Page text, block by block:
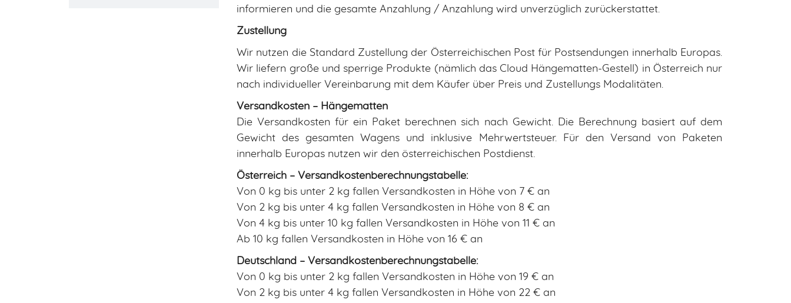
informieren und die gesamte Anzahlung / Anzahlung wird unverzüglich zurückerstattet.
Zustellung
Wir nutzen die Standard Zustellung der Österreichischen Post für Postsendungen innerhalb Europas.
Wir liefern große und sperrige Produkte (nämlich das Cloud Hängematten-Gestell) in Österreich nur
nach individueller Vereinbarung mit dem Käufer über Preis und Zustellungs Modalitäten.
Versandkosten – Hängematten
Die Versandkosten für ein Paket berechnen sich nach Gewicht. Die Berechnung basiert auf dem
Gewicht des gesamten Wagens und inklusive Mehrwertsteuer. Für den Versand von Paketen
innerhalb Europas nutzen wir den österreichischen Postdienst.
Österreich – Versandkostenberechnungstabelle:
Von 0 kg bis unter 2 kg fallen Versandkosten in Höhe von 7 € an
Von 2 kg bis unter 4 kg fallen Versandkosten in Höhe von 8 € an
Von 4 kg bis unter 10 kg fallen Versandkosten in Höhe von 11 € an
Ab 10 kg fallen Versandkosten in Höhe von 16 € an
Deutschland – Versandkostenberechnungstabelle:
Von 0 kg bis unter 2 kg fallen Versandkosten in Höhe von 19 € an
Von 2 kg bis unter 4 kg fallen Versandkosten in Höhe von 22 € an